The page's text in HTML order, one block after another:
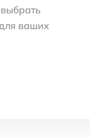
ваших